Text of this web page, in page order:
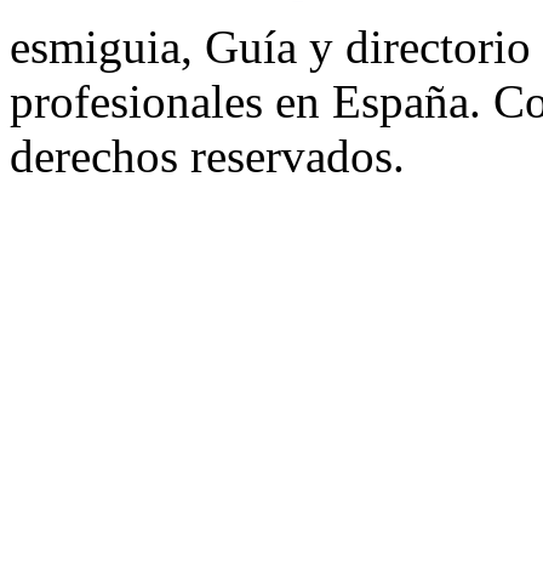
esmiguia, Guía y directorio
profesionales en España.
derechos reservados.